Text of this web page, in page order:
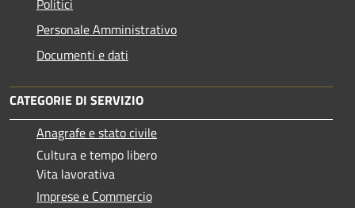
Politici
Personale Amministrativo
Documenti e dati
CATEGORIE DI SERVIZIO
Anagrafe e stato civile
Cultura e tempo libero
Vita lavorativa
Imprese e Commercio